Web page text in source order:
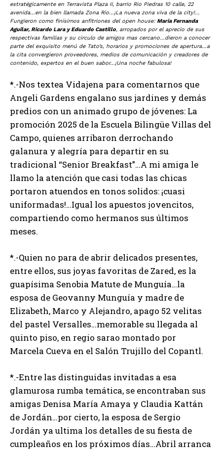
estratégicamente en Terravista Plaza II, barrio Rio Piedras 10 calle, 22
avenida…en la bien llamada Zona Rio…¡La nueva zona viva de la city!…
Fungieron como finísimos anfitriones del open house: Maria Fernanda
Aguilar, Ricardo Lara y Eduardo Castillo, arropados por el aprecio de sus
respectivas familias y su circulo de amigos mas cercano…dieron a conocer
parte del exquisito menú de Tato’s, horarios y promociones de apertura…a
la cita convergieron proveedores, medios de comunicación y creadores de
contenido, expertos en el buen sabor…¡Una noche fabulosa!
*.-Nos textea Vidajena para comentarnos que
Angeli Gardens engalano sus jardines y demás
predios con un animado grupo de jóvenes: La
promoción 2025 de la Escuela Bilingüe Villas del
Campo, quienes arribaron derrochando
galanura y alegría para departir en su
tradicional “Senior Breakfast”…A mi amiga le
llamo la atención que casi todas las chicas
portaron atuendos en tonos solidos: ¡cuasi
uniformadas!…Igual los apuestos jovencitos,
compartiendo como hermanos sus últimos
meses.
*.-Quien no para de abrir delicados presentes,
entre ellos, sus joyas favoritas de Zared, es la
guapísima Senobia Matute de Munguía…la
esposa de Geovanny Munguía y madre de
Elizabeth, Marco y Alejandro, apago 52 velitas
del pastel Versalles…memorable su llegada al
quinto piso, en regio sarao montado por
Marcela Cueva en el Salón Trujillo del Copantl.
*.-Entre las distinguidas invitadas a esa
glamurosa rumba temática, se encontraban sus
amigas Denisa María Amaya y Claudia Kattán
de Jordán…por cierto, la esposa de Sergio
Jordán ya ultima los detalles de su fiesta de
cumpleaños en los próximos días…Abril arranca